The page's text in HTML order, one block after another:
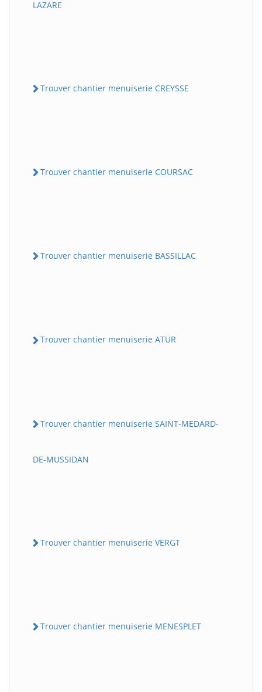
LAZARE
Trouver chantier menuiserie CREYSSE
Trouver chantier menuiserie COURSAC
Trouver chantier menuiserie BASSILLAC
Trouver chantier menuiserie ATUR
Trouver chantier menuiserie SAINT-MEDARD-
DE-MUSSIDAN
Trouver chantier menuiserie VERGT
Trouver chantier menuiserie MENESPLET